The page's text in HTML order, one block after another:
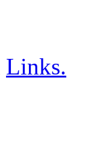
Links.